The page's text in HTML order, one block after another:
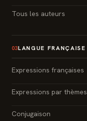
Tous les auteurs
03LANGUE FRANÇAISE
Expressions françaises
Expressions par thèmes
Conjugaison